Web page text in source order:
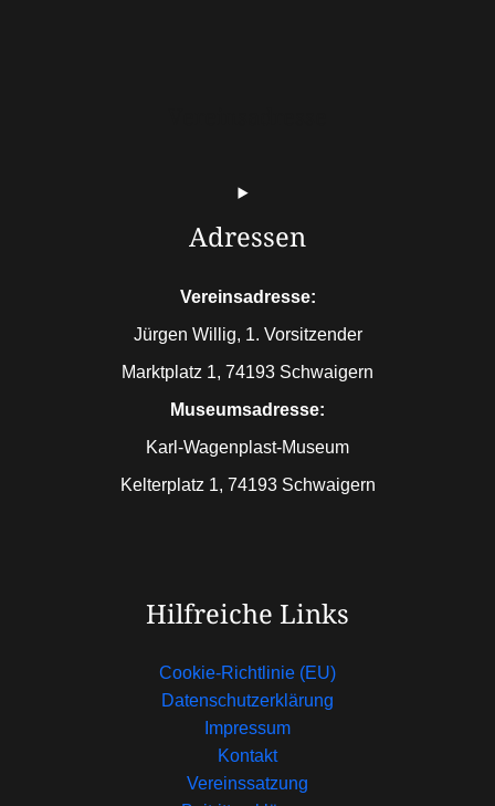
Adressen
Vereinsadresse:
Jürgen Willig, 1. Vorsitzender
Marktplatz 1, 74193 Schwaigern
Museumsadresse:
Karl-Wagenplast-Museum
Kelterplatz 1, 74193 Schwaigern
Hilfreiche Links
Cookie-Richtlinie (EU)
Datenschutzerklärung
Impressum
Kontakt
Vereinssatzung